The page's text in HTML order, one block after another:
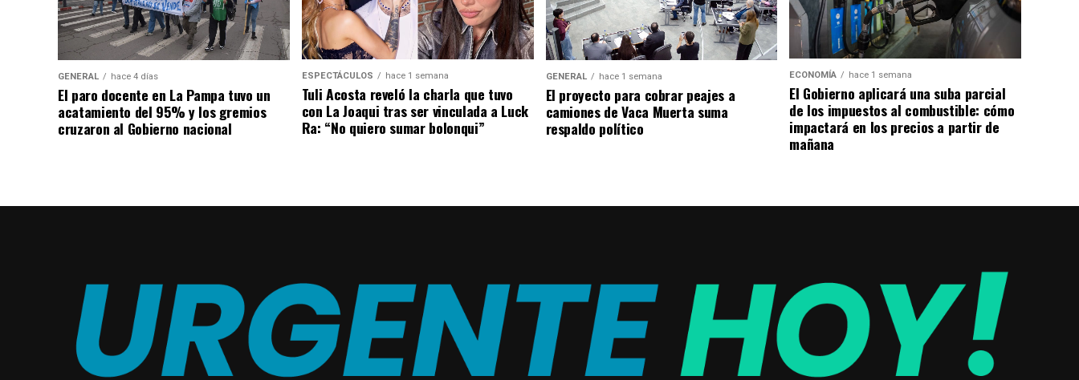
GENERAL hace 4 días
El paro docente en La Pampa tuvo un
acatamiento del 95% y los gremios
cruzaron al Gobierno nacional
ESPECTÁCULOS hace 1 semana
Tuli Acosta reveló la charla que tuvo
con La Joaqui tras ser vinculada a Luck
Ra: “No quiero sumar bolonqui”
GENERAL hace 1 semana
El proyecto para cobrar peajes a
camiones de Vaca Muerta suma
respaldo político
ECONOMÍA hace 1 semana
El Gobierno aplicará una suba parcial
de los impuestos al combustible: cómo
impactará en los precios a partir de
mañana